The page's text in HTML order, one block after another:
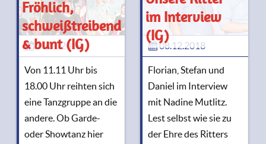
Fröhlich,
schweißtreibend
& bunt (IG)
11.01.2019
Von 11.11 Uhr bis
18.00 Uhr reihten sich
eine Tanzgruppe an die
andere. Ob Garde-
oder Showtanz hier
im Interview
(IG)
08.12.2018
Florian, Stefan und
Daniel im Interview
mit Nadine Mutlitz.
Lest selbst wie sie zu
der Ehre des Ritters